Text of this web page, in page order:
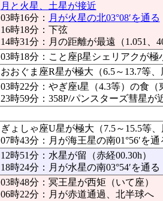
月と火星、土星が接近
03時16分： 月が火星の北03°08′を通る
16時18分：下弦
14時31分：月の距離が最遠（1.051、
03時18分：こと座β星シェリアクが極
おおぐま座R星が極大（6.5～13.7等
03時22分：やぎ座ι星（4.3等）の食
23時59分：358P/パンスターズ彗星が
ぎょしゃ座U星が極大（7.5～15.5等
07時43分：月が海王星の南01°56′を通
12時51分：水星が留（赤経00.30h）
18時24分：月が水星の南03°54′を通る
03時48分：冥王星が西矩（いて座）
06時22分：月が赤道通過、北半球へ